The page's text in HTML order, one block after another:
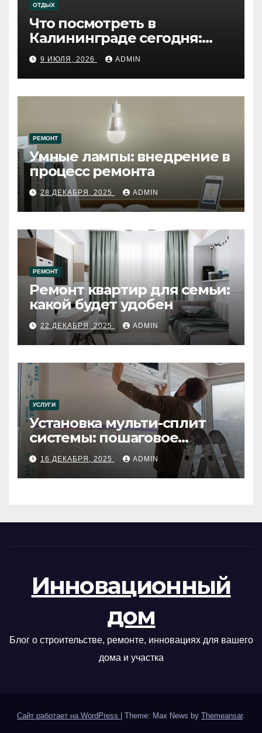
ОТДЫХ
Что посмотреть в
Калининграде сегодня:
путеводитель по самому
западному городу России
9 ИЮЛЯ, 2026 ADMIN
РЕМОНТ
Умные лампы: внедрение в
процесс ремонта
28 ДЕКАБРЯ, 2025 ADMIN
РЕМОНТ
Ремонт квартир для семьи:
какой будет удобен
22 ДЕКАБРЯ, 2025 ADMIN
УСЛУГИ
Установка мульти-сплит
системы: пошаговое
руководство
16 ДЕКАБРЯ, 2025 ADMIN
Инновационный
дом
Блог о строительстве, ремонте, инновациях для вашего
дома и участка
Сайт работает на WordPress Theme: Max News by Themeansar.